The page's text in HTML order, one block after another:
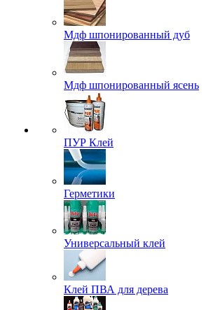
Мдф шпонированный дуб
Мдф шпонированный ясень
ПУР Клей
Герметики
Универсальный клей
Клей ПВА для дерева